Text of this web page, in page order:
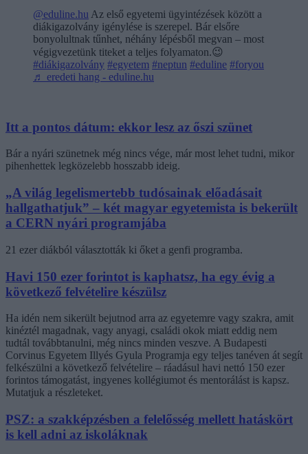
@eduline.hu Az első egyetemi ügyintézések között a
diákigazolvány igénylése is szerepel. Bár elsőre
bonyolultnak tűnhet, néhány lépésből megvan – most
végigvezetünk titeket a teljes folyamaton.😉
#diákigazolvány #egyetem #neptun #eduline #foryou
♬ eredeti hang - eduline.hu
Itt a pontos dátum: ekkor lesz az őszi szünet
Bár a nyári szünetnek még nincs vége, már most lehet tudni, mikor
pihenhettek legközelebb hosszabb ideig.
„A világ legelismertebb tudósainak előadásait
hallgathatjuk” – két magyar egyetemista is bekerült
a CERN nyári programjába
21 ezer diákból választották ki őket a genfi programba.
Havi 150 ezer forintot is kaphatsz, ha egy évig a
következő felvételire készülsz
Ha idén nem sikerült bejutnod arra az egyetemre vagy szakra, amit
kinéztél magadnak, vagy anyagi, családi okok miatt eddig nem
tudtál továbbtanulni, még nincs minden veszve. A Budapesti
Corvinus Egyetem Illyés Gyula Programja egy teljes tanéven át segít
felkészülni a következő felvételire – ráadásul havi nettó 150 ezer
forintos támogatást, ingyenes kollégiumot és mentorálást is kapsz.
Mutatjuk a részleteket.
PSZ: a szakképzésben a felelősség mellett hatáskört
is kell adni az iskoláknak